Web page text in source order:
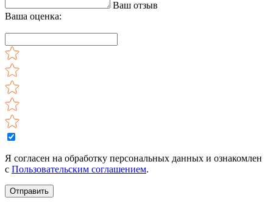
Ваш отзыв
Ваша оценка:
Я согласен на обработку персональных данных и ознакомлен
с Пользовательским соглашением.
Отправить